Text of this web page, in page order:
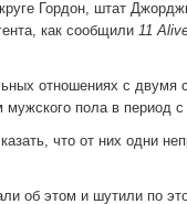
Гордон, штат
как сообщили 11
отношениях с двумя
пола в период с
что от них одни
об этом и шутили по